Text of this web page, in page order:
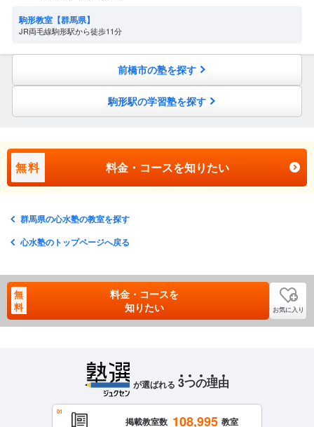
駒形教室【群馬県】
JR両毛線駒形駅から徒歩11分
前橋市の塾を探す
駒形駅の学習塾を探す
無料 料金・コースを知りたい
群馬県の心水塾の教室を探す
心水塾のトップページへ戻る
無
料
料金・コースを
知りたい
お気に入り
が選ばれる 3つの理由
掲載教室数 108,995 教室